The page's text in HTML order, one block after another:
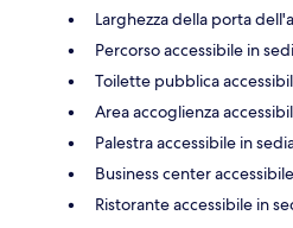
Larghezza della porta
Percorso accessibile in
Toilette pubblica
Area accoglienza
Palestra accessibile in
Business center
Ristorante accessibile in